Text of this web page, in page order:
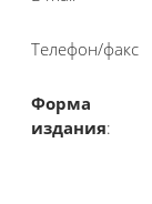
Телефон/факс
Форма
издания: